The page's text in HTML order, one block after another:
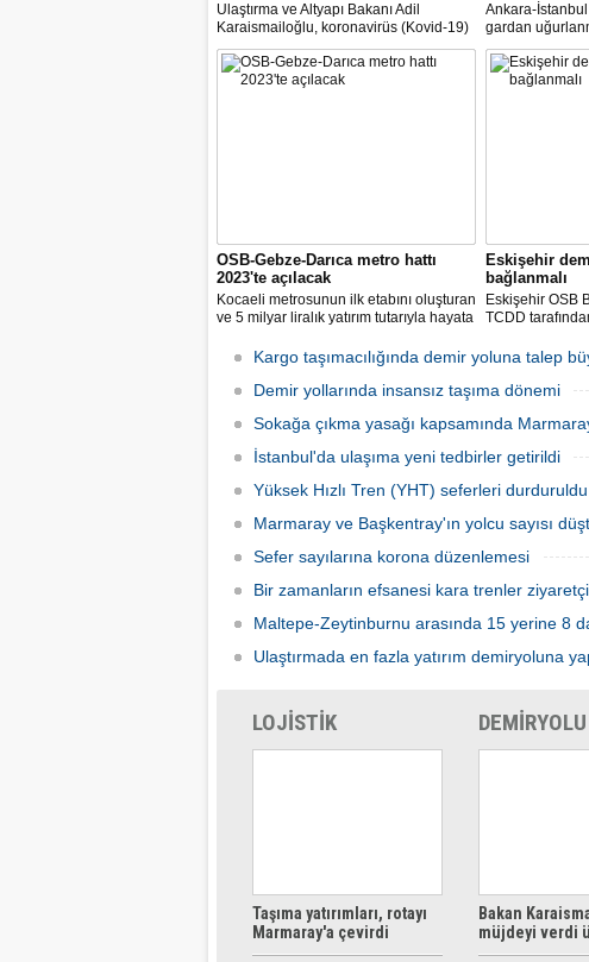
Ulaştırma ve Altyapı Bakanı Adil
Karaismailoğlu, koronavirüs (Kovid-19)
salgınıyla mücadele kapsamında alınan
tedbirlerle yüksek hızlı trenlerde (YHT)
olduğu gibi Marmaray ve Başkentray'da
Ankara-İstanbul
gardan
Ulaştırma ve
kapasiteyle
OSB-Gebze-Darıca metro hattı
2023'te açılacak
Kocaeli metrosunun ilk etabını oluşturan
ve 5 milyar liralık yatırım tutarıyla hayata
Metro Hattı inşaatında tünel açma
çalışmaları devam ediyor.
Eskişehir
bağlanmalı
Eskişehir OSB
TCDD
kilometrelik
konusunda artık
beklediklerini
Kargo taşımacılığında demir yoluna talep
Demir yollarında insansız taşıma dönemi
Sokağa çıkma yasağı kapsamında
İstanbul'da ulaşıma yeni tedbirler getirildi
Yüksek Hızlı Tren (YHT) seferleri durduruldu
Marmaray ve Başkentray'ın yolcu sayısı
Sefer sayılarına korona düzenlemesi
Bir zamanların efsanesi kara trenler
Maltepe-Zeytinburnu arasında 15 yerine 8
Ulaştırmada en fazla yatırım demiryoluna
LOJİSTİK
Taşıma yatırımları, rotayı
Marmaray'a çevirdi
DEMİRYOLU
Bakan
müjdeyi verdi
ücretsiz